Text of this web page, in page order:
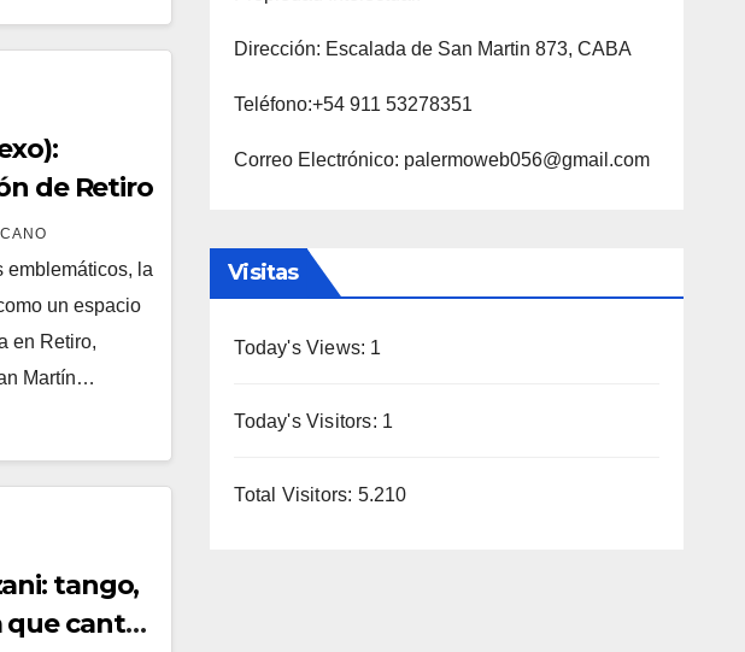
de Retiro
emblemáticos, la
un espacio
en Retiro,
Martín…
tango,
que canta
Dirección: Escalada de San Martin 873, CABA
Teléfono:+54 911 53278351
Correo Electrónico: palermoweb056@gmail.com
Visitas
Today's Views: 1
Today's Visitors: 1
Total Visitors: 5.210